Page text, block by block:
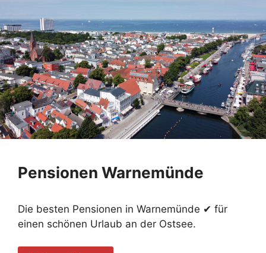
Pensionen Warnemünde
Die besten Pensionen in Warnemünde ✔ für
einen schönen Urlaub an der Ostsee.